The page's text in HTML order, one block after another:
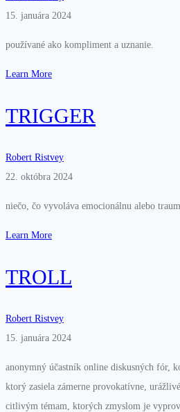
15. januára 2024
používané ako kompliment a uznanie.
Learn More
TRIGGER
Robert Ristvey
22. októbra 2024
niečo, čo vyvoláva emocionálnu alebo
Learn More
TROLL
Robert Ristvey
15. januára 2024
anonymný účastník online diskusných fór,
ktorý zasiela zámerne provokatívne,
citlivým témam, ktorých zmyslom je